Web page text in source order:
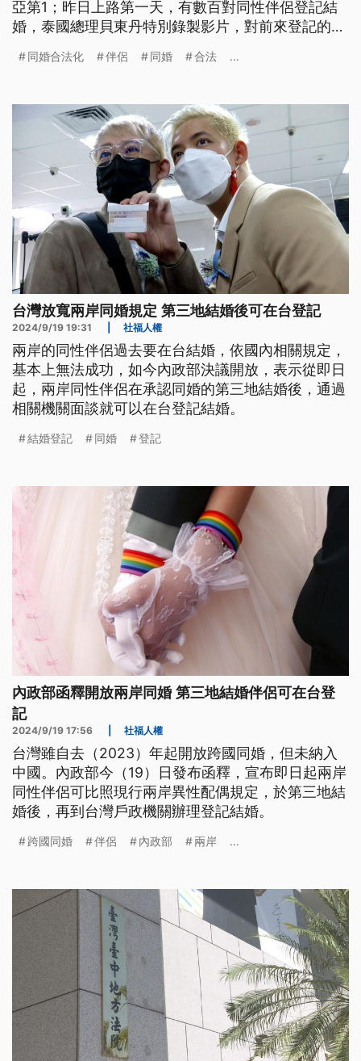
亞第1；昨日上路第一天，有數百對同性伴侶登記結
婚，泰國總理貝東丹特別錄製影片，對前來登記的同
同婚合法化 伴侶 同婚 合法 ...
台灣放寬兩岸同婚規定 第三地結婚後可在台登記
2024/9/19 19:31 社福人權
兩岸的同性伴侶過去要在台結婚，依國內相關規定，
基本上無法成功，如今內政部決議開放，表示從即日
起，兩岸同性伴侶在承認同婚的第三地結婚後，通過
相關機關面談就可以在台登記結婚。
結婚登記 同婚 登記
內政部函釋開放兩岸同婚 第三地結婚伴侶可在台登
記
2024/9/19 17:56 社福人權
台灣雖自去（2023）年起開放跨國同婚，但未納入
中國。內政部今（19）日發布函釋，宣布即日起兩岸
同性伴侶可比照現行兩岸異性配偶規定，於第三地結
婚後，再到台灣戶政機關辦理登記結婚。
跨國同婚 伴侶 內政部 兩岸 ...